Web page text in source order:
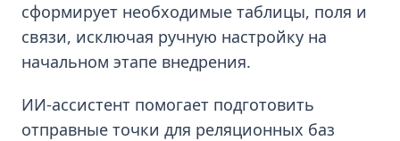
сформирует необходимые таблицы, поля и
связи, исключая ручную настройку на
начальном этапе внедрения.
ИИ-ассистент помогает подготовить
отправные точки для реляционных баз